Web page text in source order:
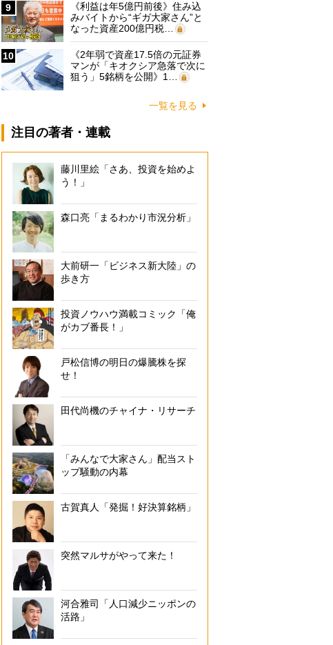
9
《利益は年5億円前後》住み込
みバイトから“ギガ大家さん”と
なった資産200億円税…
10
《2年弱で資産17.5倍の元証券
マンが「キオクシア急落で次に
狙う」5銘柄を公開》1…
一覧を見る
注目の著者・連載
藤川里絵「さあ、投資を始めよ
う！」
森口亮「まるわかり市況分析」
大前研一「ビジネス新大陸」の
歩き方
投資ノウハウ満載コミック「俺
がカブ番長！」
戸松信博の明日の爆騰株を探
せ！
田代尚機のチャイナ・リサーチ
「みんなで大家さん」配当スト
ップ騒動の内幕
古賀真人「発掘！好決算銘柄」
突然マルサがやって来た！
河合雅司「人口減少ニッポンの
活路」